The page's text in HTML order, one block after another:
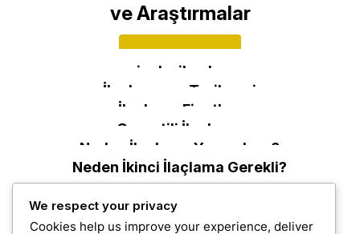
ve Araştırmalar
sinek cihazları
İlaçlamanın Tarihçesi
İlaçlama Fiyatları
Garantili İlaçlama
Neden İlaçlama Yapmalıyız?
Neden İkinci İlaçlama Gerekli?
We respect your privacy
Cookies help us improve your experience, deliver